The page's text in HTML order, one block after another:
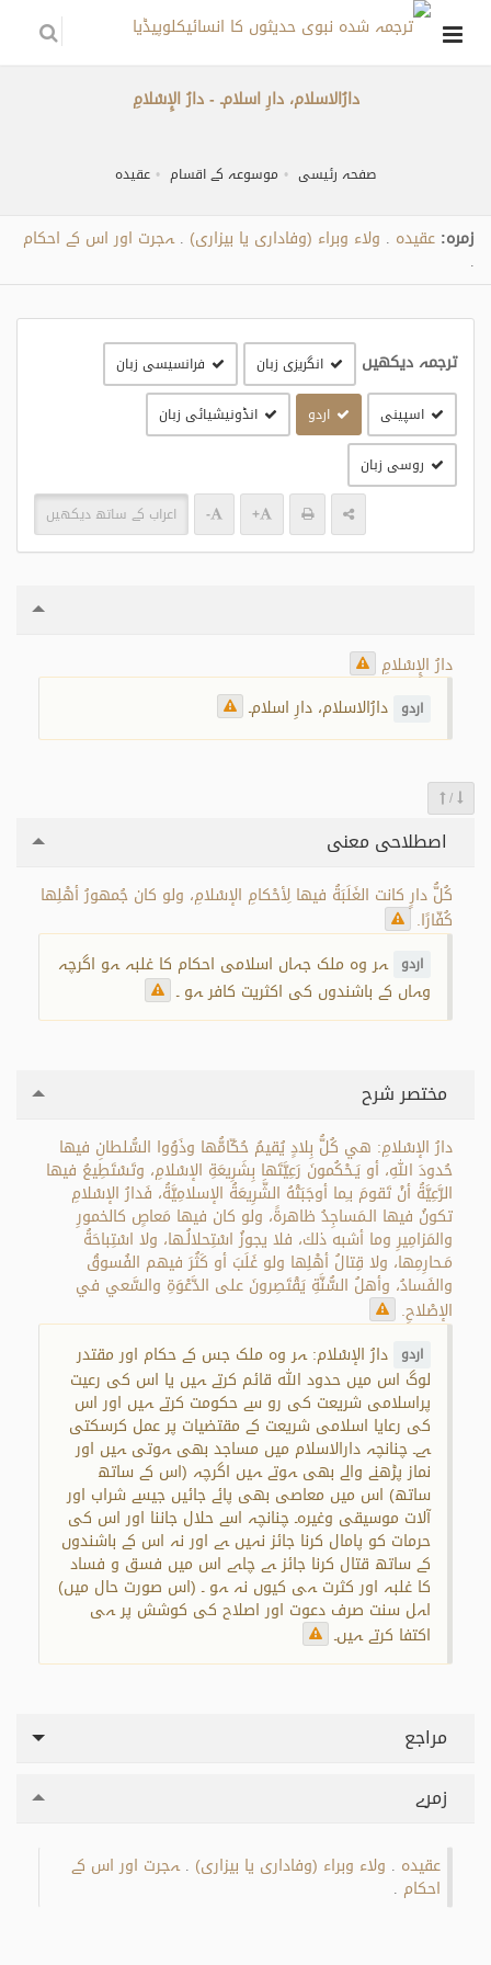
دارُالاسلام، دارِ اسلام۔ - دارُ الإِسْلامِ
صفحہ رئیسی موسوعہ کے اقسام عقیدہ
زمره: عقیدہ ولاء وبراء (وفاداری یا بیزاری) ہجرت اور اس کے احکام
ترجمہ دیکھیں انگریزی زبان فرانسیسی زبان
اسپینی اردو انڈونیشیائی زبان
روسی زبان
+
- اعراب کے ساتھ دیکھیں
دارُ الإِسْلامِ
اردو دارُالاسلام، دارِ اسلام۔
/
اصطلاحی معنی
كُلُّ دارٍ كانت الغَلَبَةُ فيها لِأحْكامِ الإسْلامِ، ولو كان جُمهورُ أهْلِها
كُفّارًا.
اردو ہر وہ ملک جہاں اسلامی احکام کا غلبہ ہو اگرچہ
وہاں کے باشندوں کی اکثریت کافر ہو ۔
مختصر شرح
دارُ الإسْلامِ: هي كُلُّ بِلادٍ يُقيمُ حُكّامُّها وذَوُوا السُّلطانِ فيها
حُدودَ اللهِ، أو يَـحْكُمونَ رَعِيَّتَها بِشَرِيعَةِ الإسْلامِ، وتَسْتَطِيعُ فيها
الرَّعِيَّةُ أنْ تَقومَ بـِما أوجَبَتْهُ الشَّرِيعَةُ الإسلامِيَّةُ، فَدارُ الإسْلامِ
تكونُ فيها الـمَساجِدُ ظاهرةً، ولو كان فيها مَعاصٍ كالخمورِ
والمَزامِيرِ وما أشبه ذلك، فلا يجوزُ اسْتِحلالُـها، ولا اسْتِباحَةُ
مَـحارِمِها، ولا قِتالُ أهْلِها ولو غَلَبَ أو كَثُرَ فيهم الفُسوقُ
والفَسادُ، وأهلُ السُّنَّةِ يَقْتَصِرونَ على الدَّعْوَةِ والسَّعي في
الإصْلاحِ.
اردو دارُ الإسْلام: ہر وہ ملک جس کے حکام اور مقتدر
لوگ اس میں حدود اللہ قائم کرتے ہیں یا اس کی رعیت
پراسلامی شریعت کی رو سے حکومت کرتے ہیں اور اس
کی رعایا اسلامی شریعت کے مقتضیات پر عمل کرسکتی
ہے۔ چنانچہ دارالاسلام میں مساجد بھی ہوتی ہیں اور
نماز پڑھنے والے بھی ہوتے ہیں اگرچہ (اس کے ساتھ
ساتھ) اس میں معاصی بھی پائے جائیں جیسے شراب اور
آلات موسیقی وغیرہ۔ چنانچہ اسے حلال جاننا اور اس کی
حرمات کو پامال کرنا جائز نہیں ہے اور نہ اس کے باشندوں
کے ساتھ قتال کرنا جائز ہے چاہے اس میں فسق و فساد
کا غلبہ اور کثرت ہی کیوں نہ ہو ۔ (اس صورت حال میں)
اہل سنت صرف دعوت اور اصلاح کی کوشش پر ہی
اکتفا کرتے ہیں۔
مراجع
زمرے
عقیدہ ولاء وبراء (وفاداری یا بیزاری) ہجرت اور اس کے
احکام